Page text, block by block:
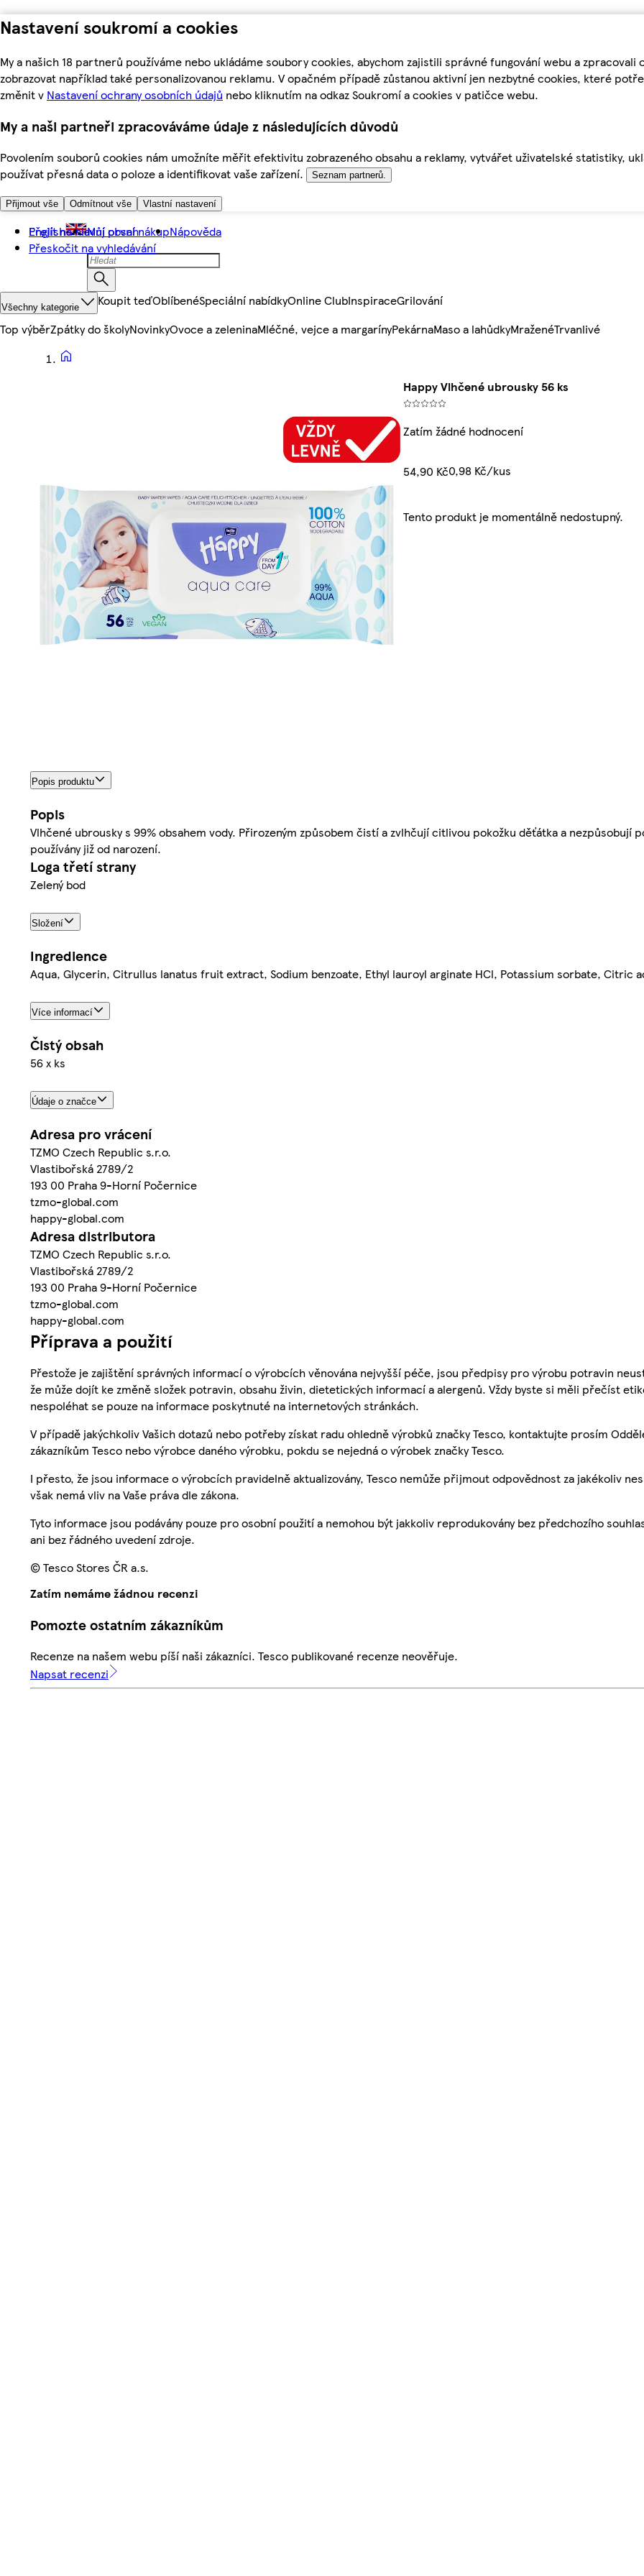
Nastavení soukromí a cookies
My a našich 18 partnerů používáme nebo ukládáme soubory cookies, abychom zajistili správné fungování webu a
zobrazovat například také personalizovanou reklamu. V opačném případě zůstanou aktivní jen nezbytné cookies, které
změnit v Nastavení ochrany osobních údajů nebo kliknutím na odkaz Soukromí a cookies v patičce webu.
My a naši partneři zpracováváme údaje z následujících důvodů
Povolením souborů cookies nám umožníte měřit efektivitu zobrazeného obsahu a reklamy, vytvářet uživatelské statistiky,
používat přesná data o poloze a identifikovat vaše zařízení.
Seznam partnerů.
Přijmout vše Odmítnout vše Vlastní nastavení
Přejít na hlavní obsah
Přeskočit na vyhledávání
English Můj první nákupNápověda
Všechny kategorie Koupit teďOblíbenéSpeciální nabídkyOnline ClubInspiraceGrilování
Top výběrZpátky do školyNovinkyOvoce a zeleninaMléčné, vejce a margarínyPekárnaMaso a lahůdkyMraženéTrvanlivé
Happy Vlhčené ubrousky 56 ks
Zatím žádné hodnocení
54,90 Kč0,98 Kč/kus
Tento produkt je momentálně nedostupný.
Popis produktu
Popis
Vlhčené ubrousky s 99% obsahem vody. Přirozeným způsobem čistí a zvlhčují citlivou pokožku děťátka a nezpůsobují
používány již od narození.
Loga třetí strany
Zelený bod
Složení
Ingredience
Aqua, Glycerin, Citrullus lanatus fruit extract, Sodium benzoate, Ethyl lauroyl arginate HCl, Potassium sorbate, Citric
Více informací
Čistý obsah
56 x ks
Údaje o značce
Adresa pro vrácení
TZMO Czech Republic s.r.o.
Vlastibořská 2789/2
193 00 Praha 9-Horní Počernice
tzmo-global.com
happy-global.com
Adresa distributora
TZMO Czech Republic s.r.o.
Vlastibořská 2789/2
193 00 Praha 9-Horní Počernice
tzmo-global.com
happy-global.com
Příprava a použití
Přestože je zajištění správných informací o výrobcích věnována nejvyšší péče, jsou předpisy pro výrobu potravin
že může dojít ke změně složek potravin, obsahu živin, dietetických informací a alergenů. Vždy byste si měli přečíst
nespoléhat se pouze na informace poskytnuté na internetových stránkách.
V případě jakýchkoliv Vašich dotazů nebo potřeby získat radu ohledně výrobků značky Tesco, kontaktujte prosím
zákazníkům Tesco nebo výrobce daného výrobku, pokdu se nejedná o výrobek značky Tesco.
I přesto, že jsou informace o výrobcích pravidelně aktualizovány, Tesco nemůže přijmout odpovědnost za jakékoliv
však nemá vliv na Vaše práva dle zákona.
Tyto informace jsou podávány pouze pro osobní použití a nemohou být jakkoliv reprodukovány bez předchozího
ani bez řádného uvedení zdroje.
© Tesco Stores ČR a.s.
Zatím nemáme žádnou recenzi
Pomozte ostatním zákazníkům
Recenze na našem webu píší naši zákazníci. Tesco publikované recenze neověřuje.
Napsat recenzi